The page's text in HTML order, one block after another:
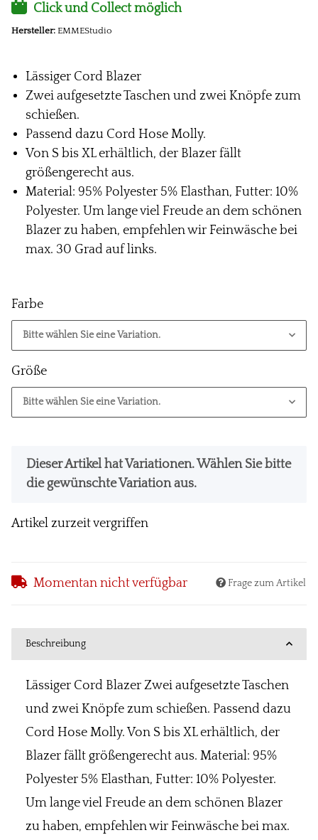
Click und Collect möglich
Hersteller: EMMEStudio
Lässiger Cord Blazer
Zwei aufgesetzte Taschen und zwei Knöpfe zum
schießen.
Passend dazu Cord Hose Molly.
Von S bis XL erhältlich, der Blazer fällt
größengerecht aus.
Material: 95% Polyester 5% Elasthan, Futter: 10%
Polyester. Um lange viel Freude an dem schönen
Blazer zu haben, empfehlen wir Feinwäsche bei
max. 30 Grad auf links.
Farbe
Bitte wählen Sie eine Variation.
Größe
Bitte wählen Sie eine Variation.
x
Dieser Artikel hat Variationen. Wählen Sie bitte
die gewünschte Variation aus.
Artikel zurzeit vergriffen
Momentan nicht verfügbar Frage zum Artikel
Beschreibung
Lässiger Cord Blazer Zwei aufgesetzte Taschen
und zwei Knöpfe zum schießen. Passend dazu
Cord Hose Molly. Von S bis XL erhältlich, der
Blazer fällt größengerecht aus. Material: 95%
Polyester 5% Elasthan, Futter: 10% Polyester.
Um lange viel Freude an dem schönen Blazer
zu haben, empfehlen wir Feinwäsche bei max.